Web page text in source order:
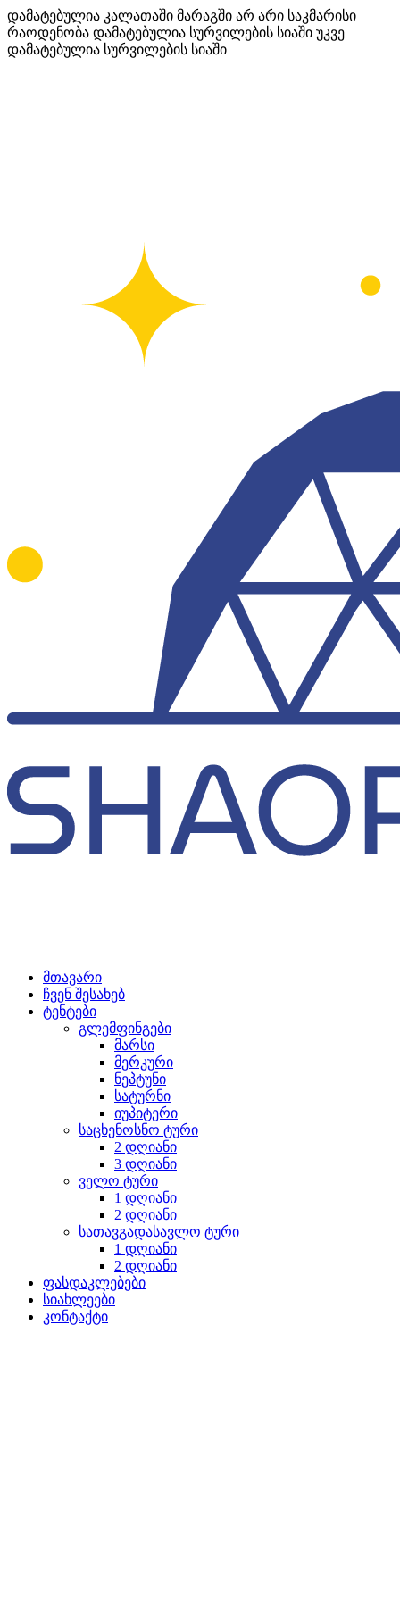
დამატებულია კალათაში მარაგში არ არი საკმარისი
რაოდენობა დამატებულია სურვილების სიაში უკვე
დამატებულია სურვილების სიაში
მთავარი
ჩვენ შესახებ
ტენტები
გლემფინგები
მარსი
მერკური
ნეპტუნი
სატურნი
იუპიტერი
საცხენოსნო ტური
2 დღიანი
3 დღიანი
ველო ტური
1 დღიანი
2 დღიანი
სათავგადასავლო ტური
1 დღიანი
2 დღიანი
ფასდაკლებები
სიახლეები
კონტაქტი